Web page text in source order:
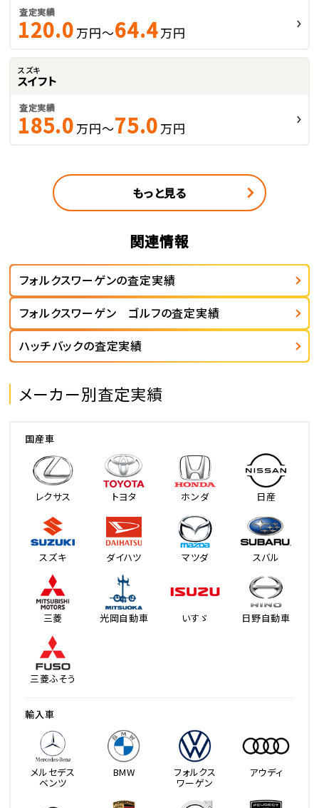
査定実績
120.0 万円～64.4万円
スズキ
スイフト
査定実績
185.0 万円～75.0 万円
もっと見る
関連情報
フォルクスワーゲンの査定実績
フォルクスワーゲン ゴルフの査定実績
ハッチバックの査定実績
メーカー別査定実績
国産車
レクサス トヨタ ホンダ 日産
スズキ ダイハツ マツダ スバル
三菱 光岡自動車 いすゞ 日野自動車
三菱ふそう
輸入車
メルセデス
ベンツ
BMW フォルクス
ワーゲン
アウディ